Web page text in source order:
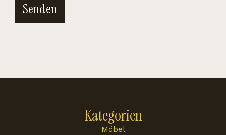
Senden
Kategorien
Möbel